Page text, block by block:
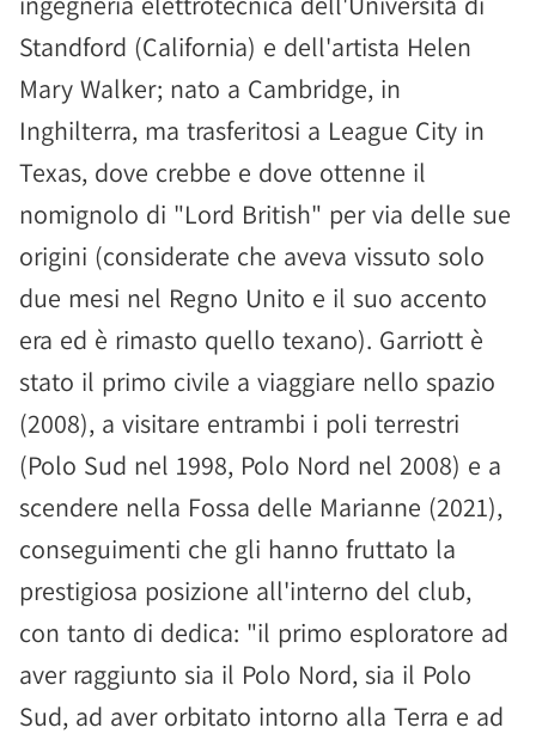
Standford (California) e dell'artista Helen
Mary Walker; nato a Cambridge, in
Inghilterra, ma trasferitosi a League City in
Texas, dove crebbe e dove ottenne il
nomignolo di "Lord British" per via delle sue
origini (considerate che aveva vissuto solo
due mesi nel Regno Unito e il suo accento
era ed è rimasto quello texano). Garriott è
stato il primo civile a viaggiare nello spazio
(2008), a visitare entrambi i poli terrestri
(Polo Sud nel 1998, Polo Nord nel 2008) e a
scendere nella Fossa delle Marianne (2021),
conseguimenti che gli hanno fruttato la
prestigiosa posizione all'interno del club,
con tanto di dedica: "il primo esploratore ad
aver raggiunto sia il Polo Nord, sia il Polo
Sud, ad aver orbitato intorno alla Terra e ad